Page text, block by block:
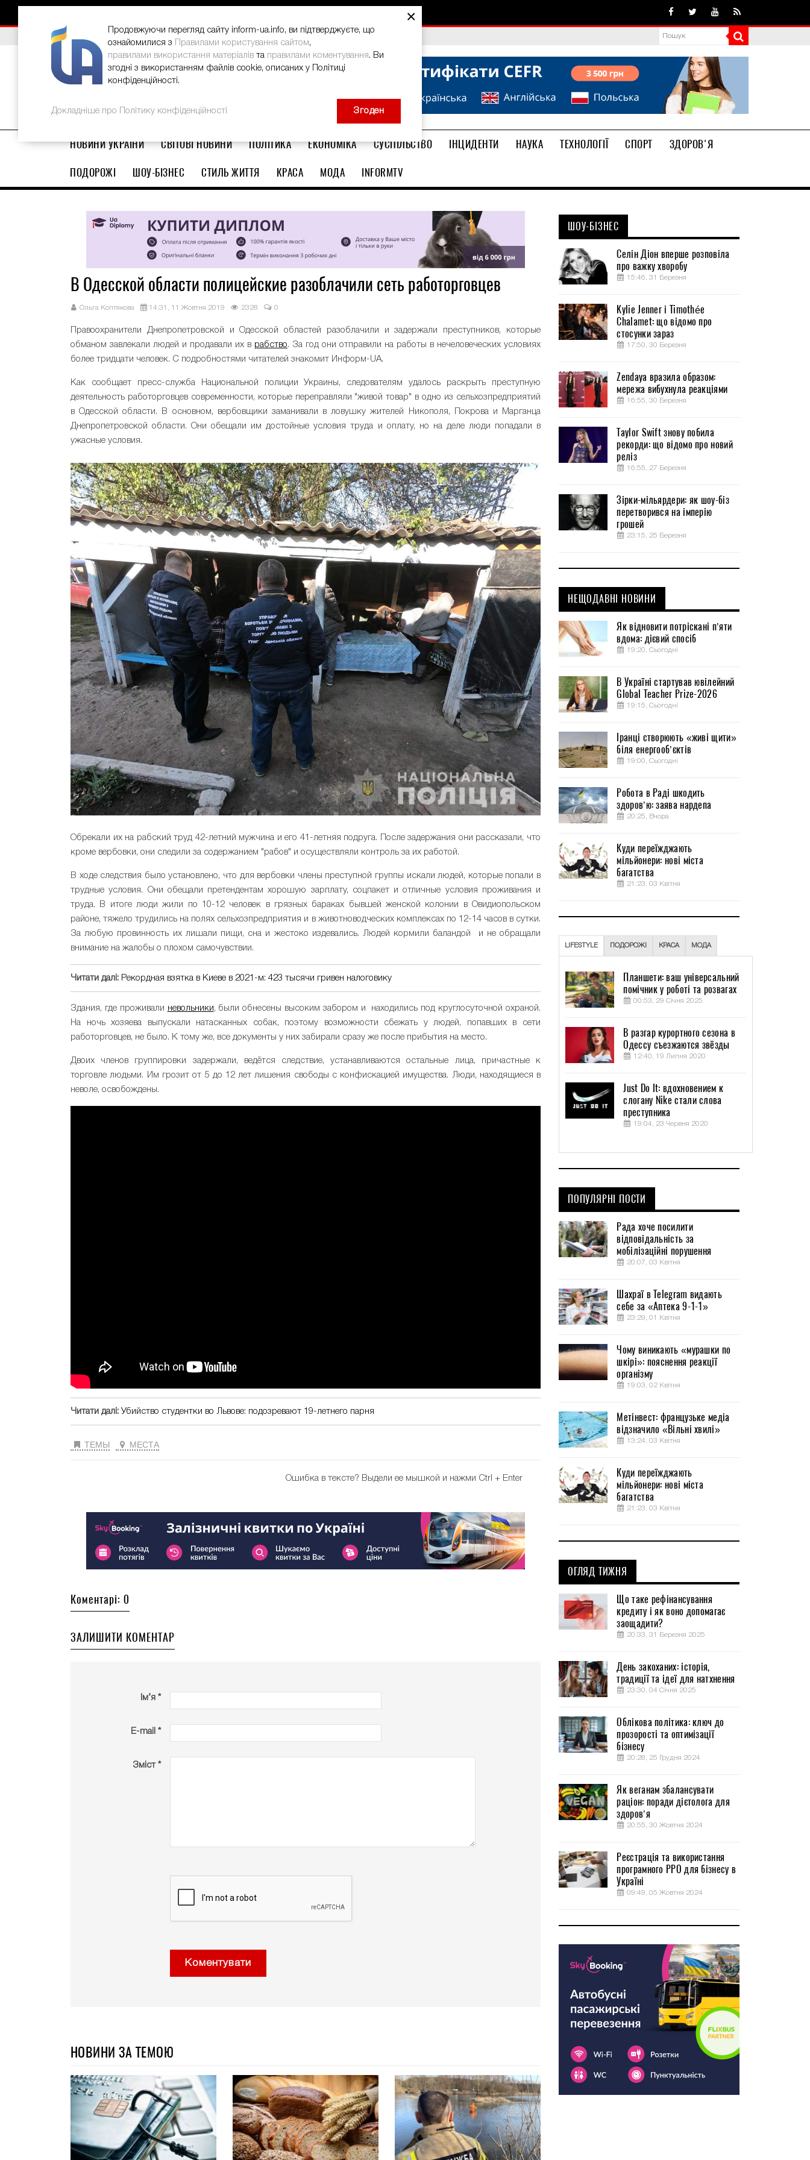
ВИБІР РЕДАКЦІЇ В Україні стартував ювілейний Global Teacher Prize-2026
НОВИНИ УКРАЇНИ СВІТОВІ НОВИНИ ПОЛІТИКА ЕКОНОМІКА СУСПІЛЬСТВО ІНЦИДЕНТИ НАУКА ТЕХНОЛОГІЇ СПОРТ
ЗДОРОВ'Я
ПОДОРОЖІ
ШОУ-БІЗНЕС СТИЛЬ ЖИТТЯ КРАСА МОДА INFORMTV
В Одесской области полицейские разоблачили сеть работорговцев
Ольга Коптякова 14:31, 11 Жовтня 2019 2328 0
Правоохранители Днепропетровской и Одесской областей разоблачили и задержали преступников, которые
обманом завлекали людей и продавали их в рабство. За год они отправили на работы в нечеловеческих условиях
более тридцати человек. С подробностями читателей знакомит Информ-UA.
Как сообщает пресс-служба Национальной полиции Украины, следователям удалось раскрыть преступную
деятельность работорговцев современности, которые переправляли "живой товар" в одно из сельхозпредприятий
в Одесской области. В основном, вербовщики заманивали в ловушку жителей Никополя, Покрова и Марганца
Днепропетровской области. Они обещали им достойные условия труда и оплату, но на деле люди попадали в
ужасные условия.
Обрекали их на рабский труд 42-летний мужчина и его 41-летняя подруга. После задержания они рассказали, что
кроме вербовки, они следили за содержанием "рабов" и осуществляли контроль за их работой.
В ходе следствия было установлено, что для вербовки члены преступной группы искали людей, которые попали в
трудные условия. Они обещали претендентам хорошую зарплату, соцпакет и отличные условия проживания и
труда. В итоге люди жили по 10-12 человек в грязных бараках бывшей женской колонии в Овидиопольском
районе, тяжело трудились на полях сельхозпредприятия и в животноводческих комплексах по 12-14 часов в сутки.
За любую провинность их лишали пищи, сна и жестоко издевались. Людей кормили баландой и не обращали
внимание на жалобы о плохом самочувствии.
Читати далі: Рекордная взятка в Киеве в 2021-м: 423 тысячи гривен налоговику
Здания, где проживали невольники, были обнесены высоким забором и находились под круглосуточной охраной.
На ночь хозяева выпускали натасканных собак, поэтому возможности сбежать у людей, попавших в сети
работорговцев, не было. К тому же, все документы у них забирали сразу же после прибытия на место.
Двоих членов группировки задержали, ведётся следствие, устанавливаются остальные лица, причастные к
торговле людьми. Им грозит от 5 до 12 лет лишения свободы с конфискацией имущества. Люди, находящиеся в
неволе, освобождены.
Читати далі: Убийство студентки во Львове: подозревают 19-летнего парня
ТЕМЫ МЕСТА
Ошибка в тексте? Выдели ее мышкой и нажми Ctrl + Enter
Коментарі: 0
ЗАЛИШИТИ КОМЕНТАР
Ім’я *
E-mail *
Зміст *
Коментувати
НОВИНИ ЗА ТЕМОЮ
ШОУ-БІЗНЕС
Селін Діон вперше розповіла
про важку хворобу
15:46, 31 Березня
Kylie Jenner і Timothée
Chalamet: що відомо про
стосунки зараз
17:50, 30 Березня
Zendaya вразила образом:
мережа вибухнула реакціями
16:55, 30 Березня
Taylor Swift знову побила
рекорди: що відомо про новий
реліз
16:55, 27 Березня
Зірки-мільярдери: як шоу-біз
перетворився на імперію
грошей
23:15, 25 Березня
НЕЩОДАВНІ НОВИНИ
Як відновити потріскані п’яти
вдома: дієвий спосіб
19:20, Сьогодні
В Україні стартував ювілейний
Global Teacher Prize-2026
19:15, Сьогодні
Іранці створюють «живі щити»
біля енергооб’єктів
19:00, Сьогодні
Робота в Раді шкодить
здоров’ю: заява нардепа
20:25, Вчора
Куди переїжджають
мільйонери: нові міста
багатства
21:23, 03 Квітня
LIFESTYLE ПОДОРОЖІ КРАСА МОДА
Планшети: ваш універсальний
помічник у роботі та розвагах
00:53, 29 Січня 2025
В разгар курортного сезона в
Одессу съезжаются звёзды
12:40, 19 Липня 2020
Just Do It: вдохновением к
слогану Nike стали слова
преступника
19:04, 23 Червня 2020
ПОПУЛЯРНІ ПОСТИ
Рада хоче посилити
відповідальність за
мобілізаційні порушення
20:07, 03 Квітня
Шахраї в Telegram видають
себе за «Аптека 9-1-1»
23:29, 01 Квітня
Чому виникають «мурашки по
шкірі»: пояснення реакції
організму
19:03, 02 Квітня
Метінвест: французьке медіа
відзначило «Вільні хвилі»
13:24, 03 Квітня
Куди переїжджають
мільйонери: нові міста
багатства
21:23, 03 Квітня
ОГЛЯД ТИЖНЯ
Що таке рефінансування
кредиту і як воно допомагає
заощадити?
20:33, 31 Березня 2025
День закоханих: історія,
традиції та ідеї для натхнення
23:30, 04 Січня 2025
Облікова політика: ключ до
прозорості та оптимізації
бізнесу
20:28, 25 Грудня 2024
Як веганам збалансувати
раціон: поради дієтолога для
здоров’я
20:55, 30 Жовтня 2024
Реєстрація та використання
програмного РРО для бізнесу в
Україні
09:49, 05 Жовтня 2024
×
Продовжуючи перегляд сайту inform-ua.info, ви підтверджуєте, що
ознайомилися з
Правилами користування сайтом,
правилами використання матеріалів та правилами коментування. Ви
згодні з використанням файлів cookie, описаних у Політиці
конфіденційності.
Докладніше про Політику конфіденційності Згоден